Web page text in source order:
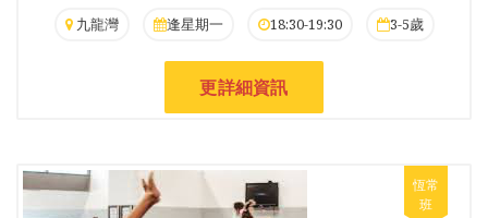
九龍灣 逢星期一 18:30-19:30 3-5歲
更詳細資訊